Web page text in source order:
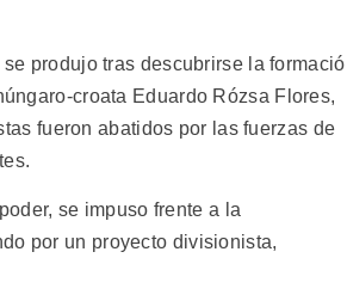
produjo tras descubrirse la
croata Eduardo Rózsa Flores,
fueron abatidos por las fuerzas de
se impuso frente a la
por un proyecto divisionista,